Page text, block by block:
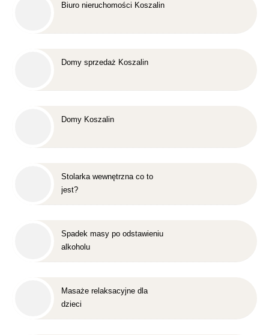
Biuro nieruchomości Koszalin
Domy sprzedaż Koszalin
Domy Koszalin
Stolarka wewnętrzna co to
jest?
Spadek masy po odstawieniu
alkoholu
Masaże relaksacyjne dla
dzieci